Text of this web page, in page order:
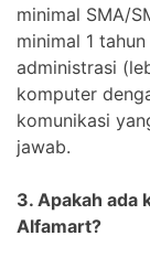
minimal SMA/
minimal 1
administrasi
komputer
komunikasi
jawab.
3. Apakah ada
Alfamart?